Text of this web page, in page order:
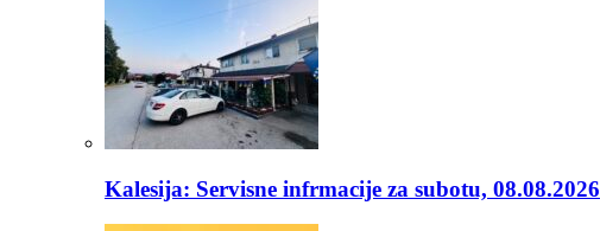
Kalesija: Servisne infrmacije za subotu, 08.08.2026